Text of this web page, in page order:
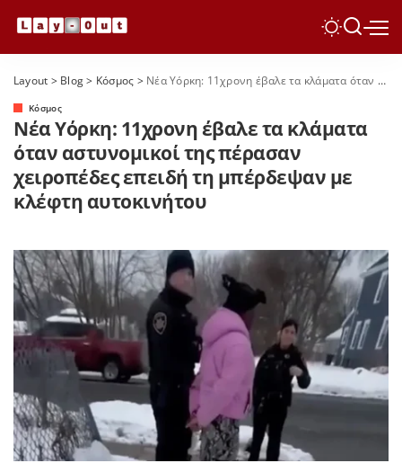
Layout > Blog> Κόσμος > Νέα Υόρκη: 11χρονη έβαλε τα κλάματα όταν αστυνομικοί της πέρασαν χειροπέδες επειδή τη μπέρδεψαν με κλέφτη αυτοκινήτου
Κόσμος
Νέα Υόρκη: 11χρονη έβαλε τα κλάματα
όταν αστυνομικοί της πέρασαν
χειροπέδες επειδή τη μπέρδεψαν με
κλέφτη αυτοκινήτου